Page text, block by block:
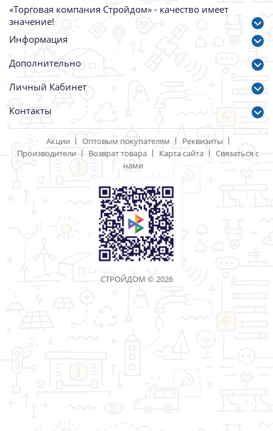
Сетка садовая
пластмассовая 1,5м*10м
Артикул: 51207
1337.00 р.
Сетка от птиц 3м*5м
133.00 р.
1 2 3 >
>|
Показано с 1 по 30 из 84 (всего 3 страниц)
«Торговая компания Стройдом» - качество имеет
Оптовым покупателям
Производители
Карта сайта